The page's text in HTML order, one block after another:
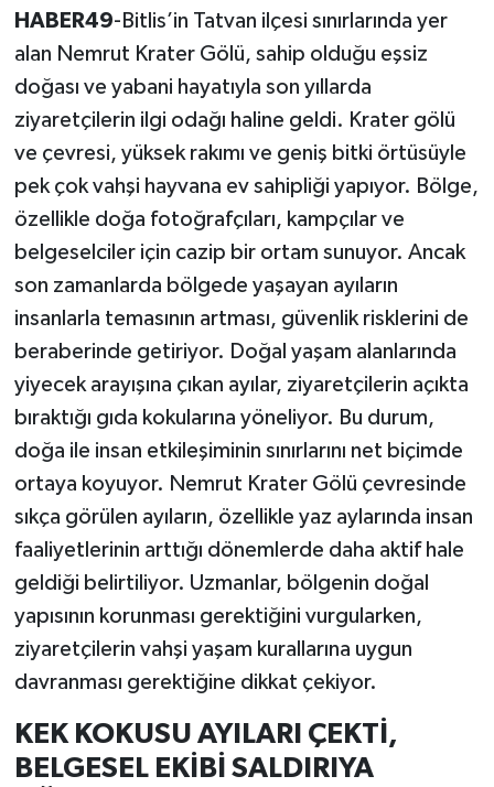
HABER49-Bitlis’in Tatvan ilçesi sınırlarında yer
alan Nemrut Krater Gölü, sahip olduğu eşsiz
doğası ve yabani hayatıyla son yıllarda
ziyaretçilerin ilgi odağı haline geldi. Krater gölü
ve çevresi, yüksek rakımı ve geniş bitki örtüsüyle
pek çok vahşi hayvana ev sahipliği yapıyor. Bölge,
özellikle doğa fotoğrafçıları, kampçılar ve
belgeselciler için cazip bir ortam sunuyor. Ancak
son zamanlarda bölgede yaşayan ayıların
insanlarla temasının artması, güvenlik risklerini de
beraberinde getiriyor. Doğal yaşam alanlarında
yiyecek arayışına çıkan ayılar, ziyaretçilerin açıkta
bıraktığı gıda kokularına yöneliyor. Bu durum,
doğa ile insan etkileşiminin sınırlarını net biçimde
ortaya koyuyor. Nemrut Krater Gölü çevresinde
sıkça görülen ayıların, özellikle yaz aylarında insan
faaliyetlerinin arttığı dönemlerde daha aktif hale
geldiği belirtiliyor. Uzmanlar, bölgenin doğal
yapısının korunması gerektiğini vurgularken,
ziyaretçilerin vahşi yaşam kurallarına uygun
davranması gerektiğine dikkat çekiyor.
KEK KOKUSU AYILARI ÇEKTİ,
BELGESEL EKİBİ SALDIRIYA
Bulanık
Varto